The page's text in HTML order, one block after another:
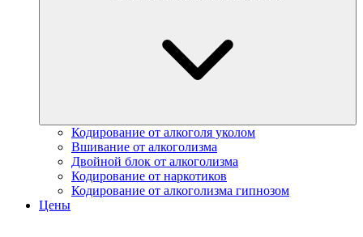
Кодирование от алкоголя уколом
Вшивание от алкоголизма
Двойной блок от алкоголизма
Кодирование от наркотиков
Кодирование от алкоголизма гипнозом
Цены